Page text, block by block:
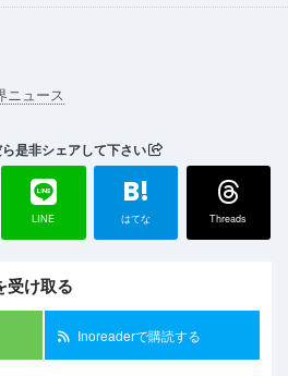
ニュース
是非シェアして下さい
LINE
B!
はてな Threads
受け取る
Inoreaderで購読する